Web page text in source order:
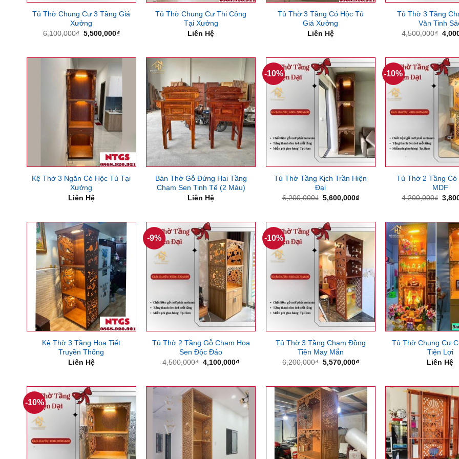
Tủ Thờ Chung Cư 3 Tầng Giá
Xưởng
6,100,000₫ Giá
5,500,000₫Giá
5,500,000₫.
Tủ Thờ Chung Cư Thi Công
Tại Xưởng
Liên Hệ
Tủ Thờ 3 Tầng Có Hộc Tủ
Giá Xưởng
Liên Hệ
Tủ Thờ 3 Tầng
Văn Tinh
4,500,000₫ Giá
Kệ Thờ 3 Ngăn Có Hộc Tủ Tại
Xưởng
Liên Hệ
Bàn Thờ Gỗ Đứng Hai Tầng
Chạm Sen Tinh Tế (2 Màu)
Liên Hệ
-10%
Tủ Thờ Tầng Kịch Trần Hiện
Đại
6,200,000₫ Giá
5,600,000₫Giá
5,600,000₫.
-10%
Tủ Thờ 2 Tầng Có
MDF
4,200,000₫ Giá
Kệ Thờ 3 Tầng Hoạ Tiết
Truyền Thống
Liên Hệ
-9%
Tủ Thờ 2 Tầng Gỗ Chạm Hoa
Sen Độc Đáo
4,500,000₫ Giá
4,100,000₫Giá
4,100,000₫.
-10%
Tủ Thờ 3 Tầng Chạm Đồng
Tiền May Mắn
6,200,000₫ Giá
5,570,000₫Giá
5,570,000₫.
Tủ Thờ Chung Cư
Tiện Lợi
Liên Hệ
-10%